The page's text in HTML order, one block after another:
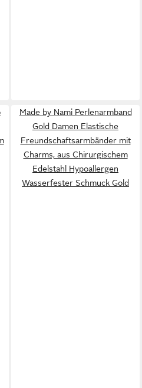
Made by Nami Perlenarmband
Gold Damen Elastische
Freundschaftsarmbänder mit
Charms, aus Chirurgischem
Edelstahl Hypoallergen
Wasserfester Schmuck Gold